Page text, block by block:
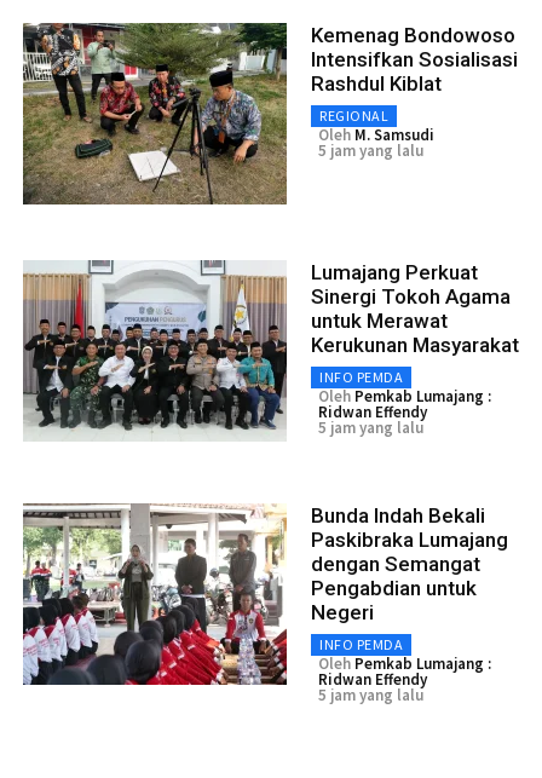
Kemenag Bondowoso
Intensifkan Sosialisasi
Rashdul Kiblat
REGIONAL
Oleh M. Samsudi
5 jam yang lalu
Lumajang Perkuat
Sinergi Tokoh Agama
untuk Merawat
Kerukunan Masyarakat
INFO PEMDA
Oleh Pemkab Lumajang :
Ridwan Effendy
5 jam yang lalu
Bunda Indah Bekali
Paskibraka Lumajang
dengan Semangat
Pengabdian untuk
Negeri
INFO PEMDA
Oleh Pemkab Lumajang :
Ridwan Effendy
5 jam yang lalu